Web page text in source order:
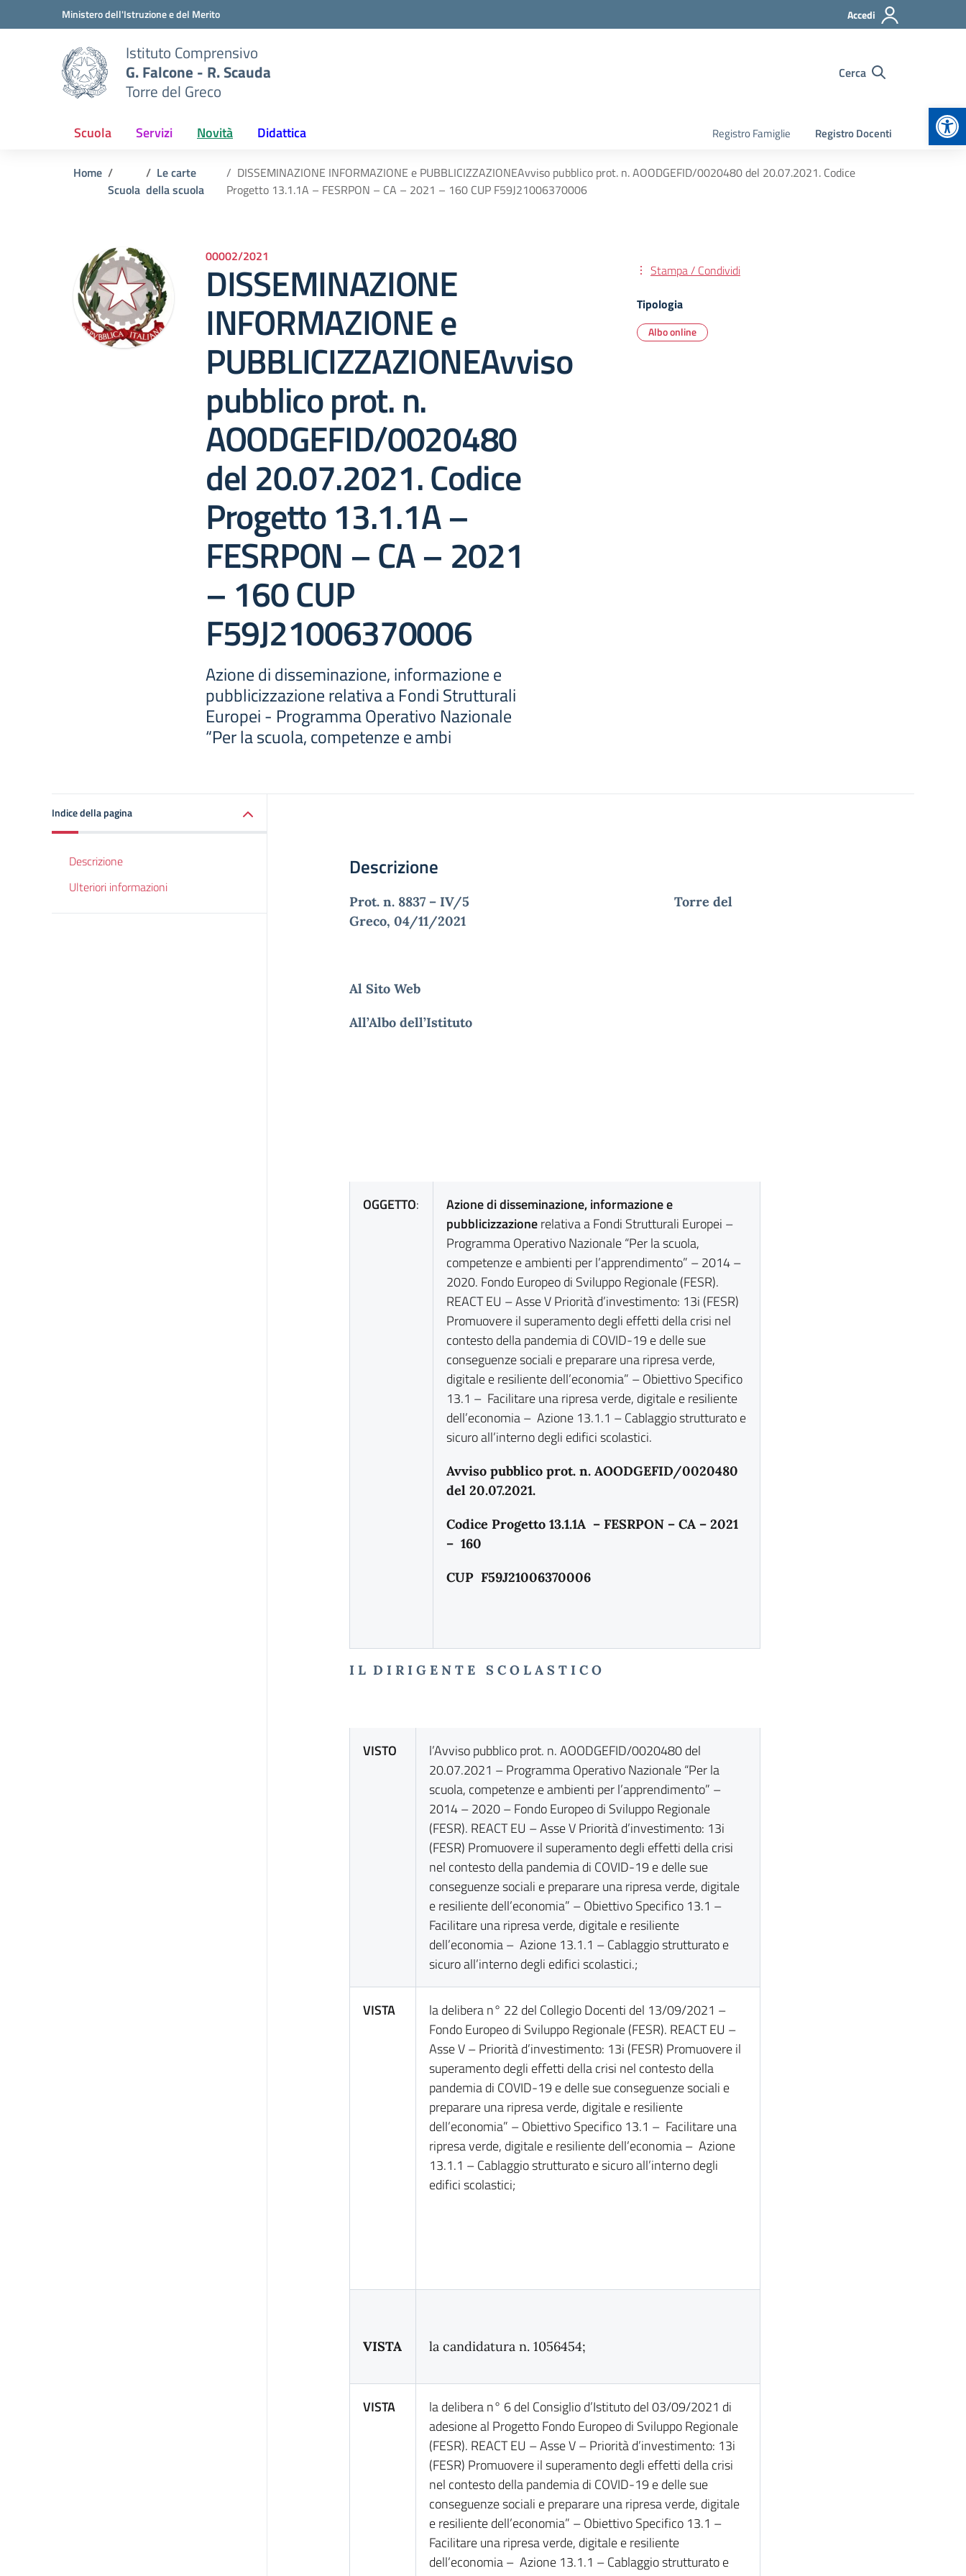
Vai ai contenuti
Vai al menu di navigazioneMinistero dell'Istruzione e del Merito Accedi
Istituto Comprensivo
G. Falcone - R. Scauda
Torre del Greco
Cerca
Scuola Servizi Novità Didattica Registro Famiglie Registro Docenti
Home
Scuola
Le carte
della scuola
DISSEMINAZIONE INFORMAZIONE e PUBBLICIZZAZIONEAvviso pubblico prot. n. AOODGEFID/0020480 del 20.07.2021. Codice
Progetto 13.1.1A – FESRPON – CA – 2021 – 160 CUP F59J21006370006
00002/2021
DISSEMINAZIONE
INFORMAZIONE e
PUBBLICIZZAZIONEAvviso
pubblico prot. n.
AOODGEFID/0020480
del 20.07.2021. Codice
Progetto 13.1.1A –
FESRPON – CA – 2021
– 160 CUP
F59J21006370006
Azione di disseminazione, informazione e
pubblicizzazione relativa a Fondi Strutturali
Europei - Programma Operativo Nazionale
“Per la scuola, competenze e ambi
Stampa / Condividi
Tipologia
Albo online
Indice della pagina
Descrizione
Ulteriori informazioni
Descrizione
Prot. n. 8837 – IV/5 Torre del
Greco, 04/11/2021
Al Sito Web
All’Albo dell’Istituto
OGGETTO:
Azione di disseminazione, informazione e
pubblicizzazionerelativa a Fondi Strutturali Europei –
Programma Operativo Nazionale “Per la scuola,
competenze e ambienti per l’apprendimento” – 2014 –
2020. Fondo Europeo di Sviluppo Regionale (FESR).
REACT EU – Asse V Priorità d’investimento: 13i (FESR)
Promuovere il superamento degli effetti della crisi nel
contesto della pandemia di COVID-19 e delle sue
conseguenze sociali e preparare una ripresa verde,
digitale e resiliente dell’economia” – Obiettivo Specifico
13.1 – Facilitare una ripresa verde, digitale e resiliente
dell’economia – Azione 13.1.1 – Cablaggio strutturato e
sicuro all’interno degli edifici scolastici.
Avviso pubblico prot. n. AOODGEFID/0020480
del 20.07.2021.
Codice Progetto 13.1.1A – FESRPON – CA – 2021
– 160
CUP F59J21006370006
I L D I R I G E N T E S C O L A S T I C O
VISTO
l’Avviso pubblico prot. n. AOODGEFID/0020480 del
20.07.2021 – Programma Operativo Nazionale “Per la
scuola, competenze e ambienti per l’apprendimento” –
2014 – 2020 – Fondo Europeo di Sviluppo Regionale
(FESR). REACT EU – Asse V Priorità d’investimento: 13i
(FESR) Promuovere il superamento degli effetti della crisi
nel contesto della pandemia di COVID-19 e delle sue
conseguenze sociali e preparare una ripresa verde, digitale
e resiliente dell’economia” – Obiettivo Specifico 13.1 –
Facilitare una ripresa verde, digitale e resiliente
dell’economia – Azione 13.1.1 – Cablaggio strutturato e
sicuro all’interno degli edifici scolastici.;
VISTA
la delibera n° 22 del Collegio Docenti del 13/09/2021 –
Fondo Europeo di Sviluppo Regionale (FESR). REACT EU –
Asse V – Priorità d’investimento: 13i (FESR) Promuovere il
superamento degli effetti della crisi nel contesto della
pandemia di COVID-19 e delle sue conseguenze sociali e
preparare una ripresa verde, digitale e resiliente
dell’economia” – Obiettivo Specifico 13.1 – Facilitare una
ripresa verde, digitale e resiliente dell’economia – Azione
13.1.1 – Cablaggio strutturato e sicuro all’interno degli
edifici scolastici;
VISTA la candidatura n. 1056454;
VISTA
la delibera n° 6 del Consiglio d’Istituto del 03/09/2021 di
adesione al Progetto Fondo Europeo di Sviluppo Regionale
(FESR). REACT EU – Asse V – Priorità d’investimento: 13i
(FESR) Promuovere il superamento degli effetti della crisi
nel contesto della pandemia di COVID-19 e delle sue
conseguenze sociali e preparare una ripresa verde, digitale
e resiliente dell’economia” – Obiettivo Specifico 13.1 –
Facilitare una ripresa verde, digitale e resiliente
dell’economia – Azione 13.1.1 – Cablaggio strutturato e